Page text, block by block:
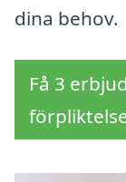
dina behov.
Få 3